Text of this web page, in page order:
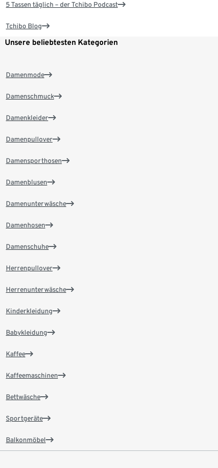
5 Tassen täglich – der Tchibo Podcast
Tchibo Blog
Unsere beliebtesten Kategorien
Damenmode
Damenschmuck
Damenkleider
Damenpullover
Damensporthosen
Damenblusen
Damenunterwäsche
Damenhosen
Damenschuhe
Herrenpullover
Herrenunterwäsche
Kinderkleidung
Babykleidung
Kaffee
Kaffeemaschinen
Bettwäsche
Sportgeräte
Balkonmöbel